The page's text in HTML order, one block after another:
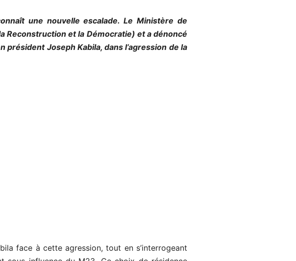
une nouvelle escalade. Le Ministère de
Reconstruction et la Démocratie) et a dénoncé
président Joseph Kabila, dans l’agression de la
face à cette agression, tout en s’interrogeant